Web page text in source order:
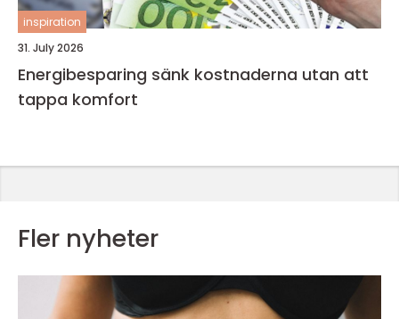
inspiration
31. July 2026
Energibesparing sänk kostnaderna utan att
tappa komfort
Fler nyheter